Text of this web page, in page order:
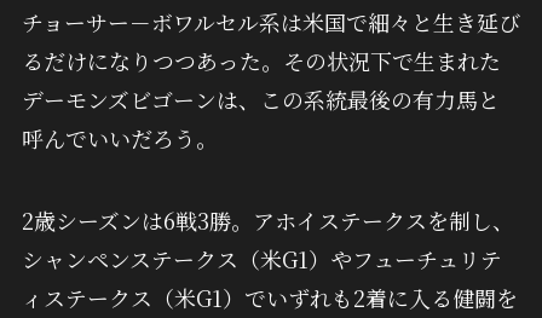
チョーサー－ボワルセル系は米国で細々と生き延び
るだけになりつつあった。その状況下で生まれた
デーモンズビゴーンは、この系統最後の有力馬と
呼んでいいだろう。
2歳シーズンは6戦3勝。アホイステークスを制し、
シャンペンステークス（米G1）やフューチュリテ
ィステークス（米G1）でいずれも2着に入る健闘を